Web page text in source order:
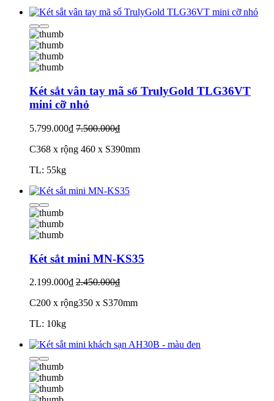
Két sắt vân tay mã số TrulyGold TLG36VT
mini cỡ nhỏ
5.799.000₫ 7.500.000₫
C368 x rộng 460 x S390mm
TL: 55kg
Két sắt mini MN-KS35
2.199.000₫ 2.450.000₫
C200 x rộng350 x S370mm
TL: 10kg